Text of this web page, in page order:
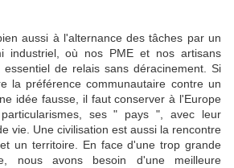
aussi à l'alternance des tâches par un
industriel, où nos PME et nos artisans
de relais sans déracinement. Si
la préférence communautaire contre un
idée fausse, il faut conserver à l'Europe
ses " pays ", avec leur
vie. Une civilisation est aussi la rencontre
un territoire. En face d'une trop grande
nous avons besoin d'une meilleure